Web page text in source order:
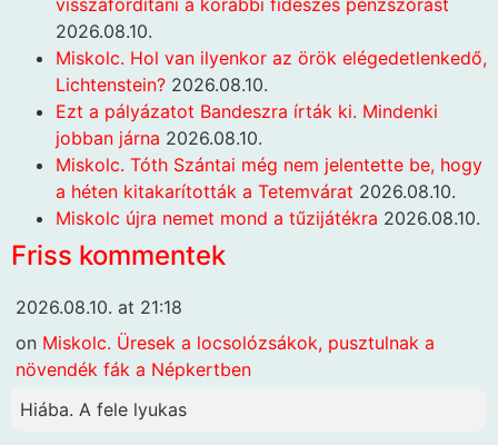
2026.08.10.
Miskolc. Hol van ilyenkor az örök elégedetlenkedő,
Lichtenstein? 2026.08.10.
Ezt a pályázatot Bandeszra írták ki. Mindenki
jobban járna 2026.08.10.
Miskolc. Tóth Szántai még nem jelentette be, hogy
a héten kitakarították a Tetemvárat 2026.08.10.
Miskolc újra nemet mond a tűzijátékra 2026.08.10.
Friss kommentek
2026.08.10. at 21:18
on Miskolc. Üresek a locsolózsákok, pusztulnak a
növendék fák a Népkertben
Hiába. A fele lyukas